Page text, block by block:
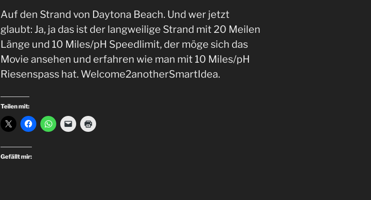
Auf den Strand von Daytona Beach. Und wer jetzt
glaubt: Ja, ja das ist der langweilige Strand mit 20 Meilen
Länge und 10 Miles/pH Speedlimit, der möge sich das
Movie ansehen und erfahren wie man mit 10 Miles/pH
Riesenspass hat. Welcome2anotherSmartIdea.
Teilen mit:
Gefällt mir: